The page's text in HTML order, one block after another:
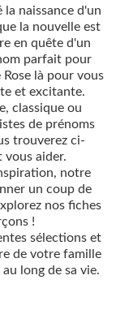
la naissance d'un
la nouvelle est
en quête d'un
parfait pour
là pour vous
et excitante.
classique ou
de prénoms
trouverez ci-
vous aider.
notre
un coup de
nos fiches
!
sélections et
de votre famille
long de sa vie.